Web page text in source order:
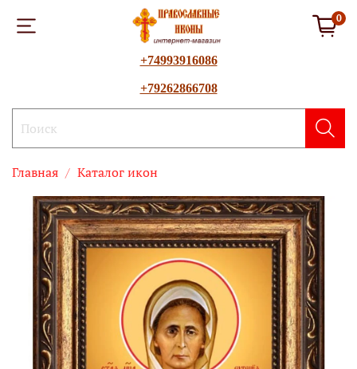
0
+74993916086
+79262866708
Главная Каталог икон